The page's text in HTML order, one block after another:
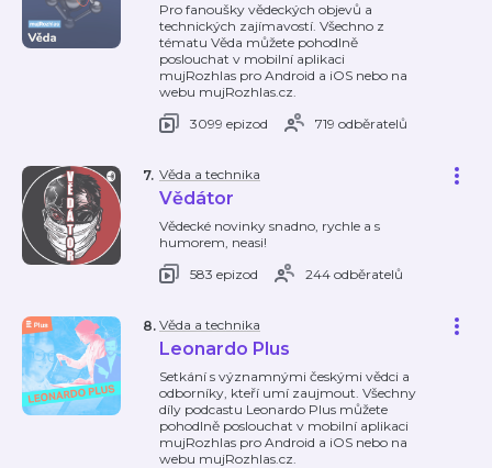
Pro fanoušky vědeckých objevů a
technických zajímavostí. Všechno z
tématu Věda můžete pohodlně
poslouchat v mobilní aplikaci
mujRozhlas pro Android a iOS nebo na
webu mujRozhlas.cz.
3099 epizod
719 odběratelů
Věda a technika
Vědátor
Vědecké novinky snadno, rychle a s
humorem, neasi!
583 epizod
244 odběratelů
7.
Věda a technika
Leonardo Plus
Setkání s významnými českými vědci a
odborníky, kteří umí zaujmout. Všechny
díly podcastu Leonardo Plus můžete
pohodlně poslouchat v mobilní aplikaci
mujRozhlas pro Android a iOS nebo na
webu mujRozhlas.cz.
8.